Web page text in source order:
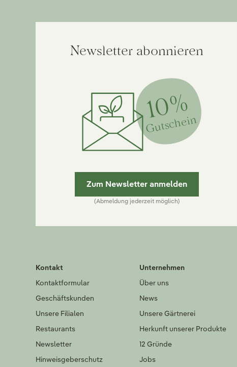
Newsletter abonnieren
10%
Gutschein
Zum Newsletter anmelden
(Abmeldung jederzeit möglich)
Kontakt
Kontaktformular
Geschäftskunden
Unsere Filialen
Restaurants
Newsletter
Hinweisgeberschutz
Unternehmen
Über uns
News
Unsere Gärtnerei
Herkunft unserer Produkte
12 Gründe
Jobs